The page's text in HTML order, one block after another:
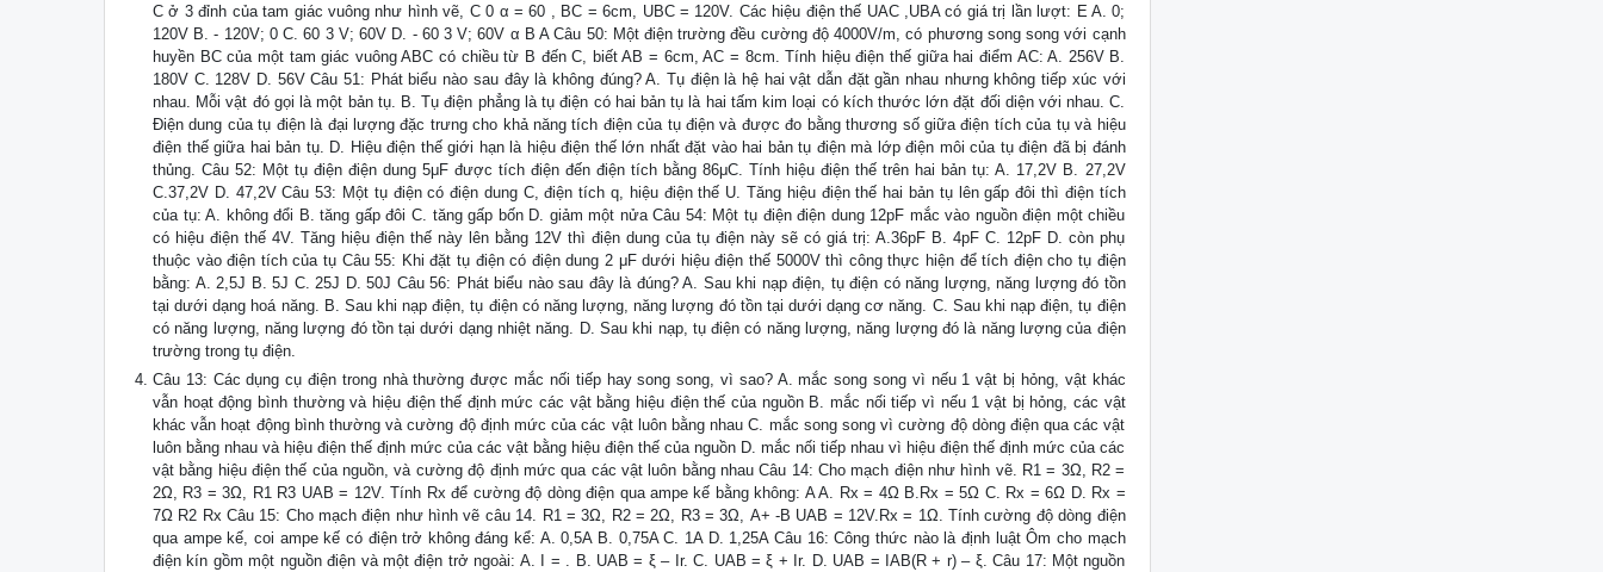
C ở 3 đỉnh của tam giác vuông như hình vẽ, C 0 α = 60 , BC = 6cm, UBC = 120V. Các hiệu điện thế UAC ,UBA có giá trị lần lượt: E A. 0;
120V B. - 120V; 0 C. 60 3 V; 60V D. - 60 3 V; 60V α B A Câu 50: Một điện trường đều cường độ 4000V/m, có phương song song với cạnh
huyền BC của một tam giác vuông ABC có chiều từ B đến C, biết AB = 6cm, AC = 8cm. Tính hiệu điện thế giữa hai điểm AC: A. 256V B.
180V C. 128V D. 56V Câu 51: Phát biểu nào sau đây là không đúng? A. Tụ điện là hệ hai vật dẫn đặt gần nhau nhưng không tiếp xúc với
nhau. Mỗi vật đó gọi là một bản tụ. B. Tụ điện phẳng là tụ điện có hai bản tụ là hai tấm kim loại có kích thước lớn đặt đối diện với nhau. C.
Điện dung của tụ điện là đại lượng đặc trưng cho khả năng tích điện của tụ điện và được đo bằng thương số giữa điện tích của tụ và hiệu
điện thế giữa hai bản tụ. D. Hiệu điện thế giới hạn là hiệu điện thế lớn nhất đặt vào hai bản tụ điện mà lớp điện môi của tụ điện đã bị đánh
thủng. Câu 52: Một tụ điện điện dung 5μF được tích điện đến điện tích bằng 86μC. Tính hiệu điện thế trên hai bản tụ: A. 17,2V B. 27,2V
C.37,2V D. 47,2V Câu 53: Một tụ điện có điện dung C, điện tích q, hiệu điện thế U. Tăng hiệu điện thế hai bản tụ lên gấp đôi thì điện tích
của tụ: A. không đổi B. tăng gấp đôi C. tăng gấp bốn D. giảm một nửa Câu 54: Một tụ điện điện dung 12pF mắc vào nguồn điện một chiều
có hiệu điện thế 4V. Tăng hiệu điện thế này lên bằng 12V thì điện dung của tụ điện này sẽ có giá trị: A.36pF B. 4pF C. 12pF D. còn phụ
thuộc vào điện tích của tụ Câu 55: Khi đặt tụ điện có điện dung 2 μF dưới hiệu điện thế 5000V thì công thực hiện để tích điện cho tụ điện
bằng: A. 2,5J B. 5J C. 25J D. 50J Câu 56: Phát biểu nào sau đây là đúng? A. Sau khi nạp điện, tụ điện có năng lượng, năng lượng đó tồn
tại dưới dạng hoá năng. B. Sau khi nạp điện, tụ điện có năng lượng, năng lượng đó tồn tại dưới dạng cơ năng. C. Sau khi nạp điện, tụ điện
có năng lượng, năng lượng đó tồn tại dưới dạng nhiệt năng. D. Sau khi nạp, tụ điện có năng lượng, năng lượng đó là năng lượng của điện
trường trong tụ điện.
Câu 13: Các dụng cụ điện trong nhà thường được mắc nối tiếp hay song song, vì sao? A. mắc song song vì nếu 1 vật bị hỏng, vật khác
vẫn hoạt động bình thường và hiệu điện thế định mức các vật bằng hiệu điện thế của nguồn B. mắc nối tiếp vì nếu 1 vật bị hỏng, các vật
khác vẫn hoạt động bình thường và cường độ định mức của các vật luôn bằng nhau C. mắc song song vì cường độ dòng điện qua các vật
luôn bằng nhau và hiệu điện thế định mức của các vật bằng hiệu điện thế của nguồn D. mắc nối tiếp nhau vì hiệu điện thế định mức của các
vật bằng hiệu điện thế của nguồn, và cường độ định mức qua các vật luôn bằng nhau Câu 14: Cho mạch điện như hình vẽ. R1 = 3Ω, R2 =
2Ω, R3 = 3Ω, R1 R3 UAB = 12V. Tính Rx để cường độ dòng điện qua ampe kế bằng không: A A. Rx = 4Ω B.Rx = 5Ω C. Rx = 6Ω D. Rx =
7Ω R2 Rx Câu 15: Cho mạch điện như hình vẽ câu 14. R1 = 3Ω, R2 = 2Ω, R3 = 3Ω, A+ -B UAB = 12V.Rx = 1Ω. Tính cường độ dòng điện
qua ampe kế, coi ampe kế có điện trở không đáng kể: A. 0,5A B. 0,75A C. 1A D. 1,25A Câu 16: Công thức nào là định luật Ôm cho mạch
điện kín gồm một nguồn điện và một điện trở ngoài: A. I = . B. UAB = ξ – Ir. C. UAB = ξ + Ir. D. UAB = IAB(R + r) – ξ. Câu 17: Một nguồn